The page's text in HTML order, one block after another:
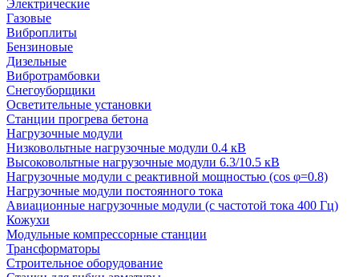
Электрические
Газовые
Виброплиты
Бензиновые
Дизельные
Вибротрамбовки
Снегоуборщики
Осветительные установки
Станции прогрева бетона
Нагрузочные модули
Низковольтные нагрузочные модули 0.4 кВ
Высоковольтные нагрузочные модули 6.3/10.5 кВ
Нагрузочные модули с реактивной мощностью (cos φ=0.8)
Нагрузочные модули постоянного тока
Авиационные нагрузочные модули (с частотой тока 400 Гц)
Кожухи
Модульные компрессорные станции
Трансформаторы
Строительное оборудование